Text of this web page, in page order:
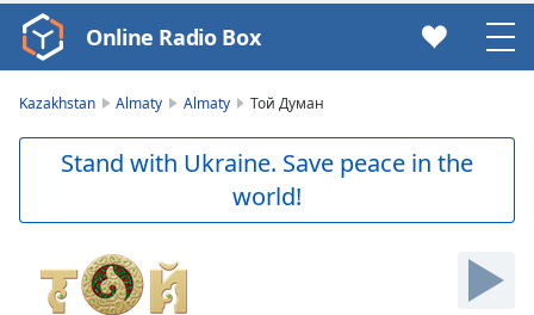
Video
Player
Skip
Skip
Forward
Online Radio Box
Kazakhstan Almaty Almaty Той Думан
Stand with Ukraine. Save peace in the
world!